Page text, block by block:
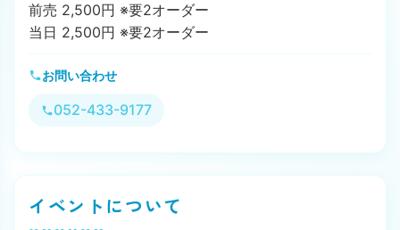
前売 2,500円 ※要2オーダー
当日 2,500円 ※要2オーダー
お問い合わせ
052-433-9177
イベントについて